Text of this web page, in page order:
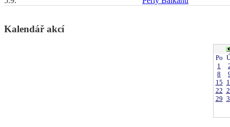
Kalendář akcí
Po
1
8
15
22
29